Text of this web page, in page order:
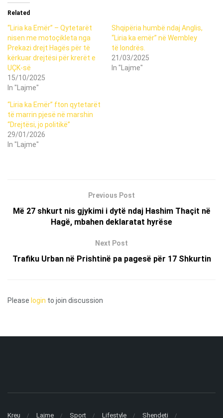
Related
“Liria ka Emër” – Qytetarët
nisen me motoçikleta nga
Prekazi drejt Hagës për të
kërkuar drejtësi për krerët e
UÇK-së
15/10/2025
In "Lajme"
Shqipëria humbë ndaj Anglis,
“Liria ka emër” në Wembley
të londrës.
21/03/2025
In "Lajme"
“Liria ka Emër” fton qytetarët
të marrin pjesë në marshin
“Drejtësi, jo politikë”
29/01/2026
In "Lajme"
Previous Post
Më 27 shkurt nis gjykimi i dytë ndaj Hashim Thaçit në
Hagë, mbahen deklaratat hyrëse
Next Post
Trafiku Urban në Prishtinë pa pagesë për 17 Shkurtin
Please login to join discussion
Kreu Lajme Sport Lifestyle Shendeti